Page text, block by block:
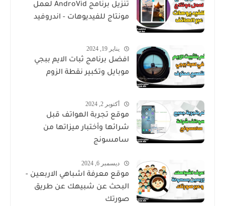
تنزيل برنامج AndroVid لعمل
مونتاج للفيديوهات - اندروفيد
يناير 19, 2024
افضل برنامج ثبات الايم ببجي
موبايل وتكبير نقطة الزوم
أكتوبر 2, 2024
موقع تجربة الهواتف قبل
شرائها وأختبار ميزاتها من
سامسونج
ديسمبر 6, 2024
موقع معرفة اشباهي الاربعين -
البحث عن شبيهك عن طريق
صورتك